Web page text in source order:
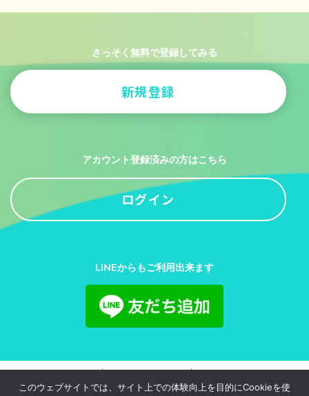
さっそく無料で登録してみる
新規登録
アカウント登録済みの方はこちら
ログイン
LINEからもご利用出来ます
このウェブサイトでは、サイト上での体験向上を目的にCookieを使